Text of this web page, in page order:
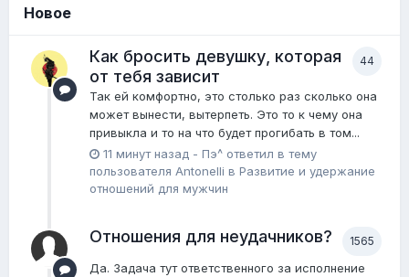
Новое
44
Как бросить девушку, которая
от тебя зависит
Так ей комфортно, это столько раз сколько она
может вынести, вытерпеть. Это то к чему она
привыкла и то на что будет прогибать в том...
11 минут назад - Пэ^ ответил в тему
пользователя Antonelli в Pазвитие и удержание
отношений для мужчин
1565
Отношения для неудачников?
Да. Задача тут ответственного за исполнение